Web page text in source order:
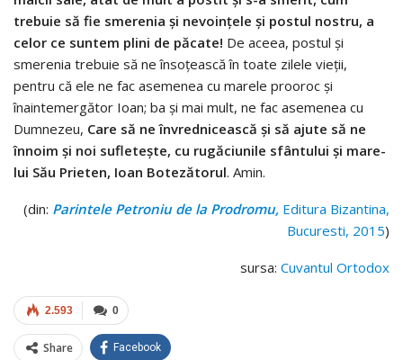
trebuie să fie smerenia şi nevoinţele şi postul nostru, a
celor ce suntem plini de păcate! De aceea, postul şi
smerenia trebuie să ne înso­ţească în toate zilele vieţii,
pentru că ele ne fac asemenea cu marele prooroc şi
înaintemergător Ioan; ba şi mai mult, ne fac asemenea cu
Dumnezeu, Care să ne învrednicească şi să ajute să ne
înnoim şi noi sufleteşte, cu rugăciunile sfântului şi mare­
lui Său Prieten, Ioan Botezătorul. Amin.
(din: Parintele Petroniu de la Prodromu, Editura Bizantina,
Bucuresti, 2015)
sursa: Cuvantul Ortodox
0
2.593
Share Facebook